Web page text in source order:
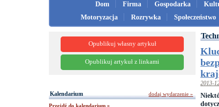
Dom Firma Gospodarka
Motoryzacja
Rozrywka Społeczeństwo
2013-
Opublikuj własny artykuł
Opublikuj artykuł z linkami
Kalendarium
Przejdź do kalendarium »
dodaj wydarzenie »